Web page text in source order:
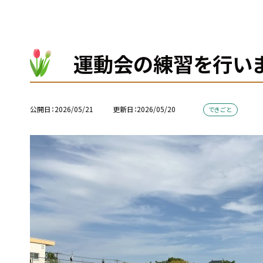
運動会の練習を行い
公開日 2026/05/21 更新日 2026/05/20 できごと